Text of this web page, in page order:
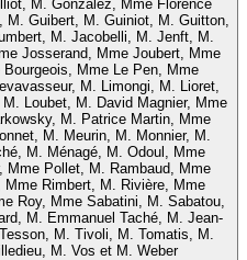
M. Gonzalez, Mme Florence
Guibert, M. Guiniot, M. Guitton,
M. Jacobelli, M. Jenft, M.
Josserand, Mme Joubert, Mme
Bourgeois, Mme Le Pen, Mme
M. Limongi, M. Lioret,
Loubet, M. David Magnier, Mme
M. Patrice Martin, Mme
M. Meurin, M. Monnier, M.
M. Ménagé, M. Odoul, Mme
Mme Pollet, M. Rambaud, Mme
Rimbert, M. Rivière, Mme
Roy, Mme Sabatini, M. Sabatou,
M. Emmanuel Taché, M. Jean-
M. Tivoli, M. Tomatis, M.
M. Vos et M. Weber